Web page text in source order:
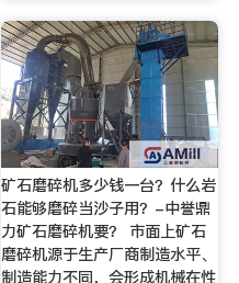
矿石磨碎机多少钱一台？什么岩
石能够磨碎当沙子用？-中誉鼎
力矿石磨碎机要？ 市面上矿石
磨碎机源于生产厂商制造水平、
制造能力不同，会形成机械在性